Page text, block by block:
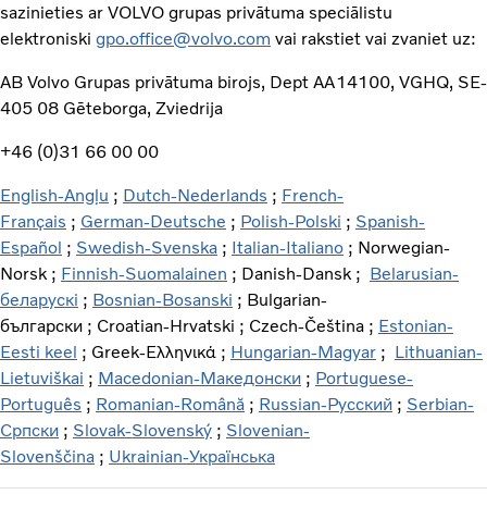
sazinieties ar VOLVO grupas privātuma speciālistu
elektroniski gpo.office@volvo.com vai rakstiet vai zvaniet uz:
AB Volvo Grupas privātuma birojs, Dept AA14100, VGHQ, SE-
405 08 Gēteborga, Zviedrija
+46 (0)31 66 00 00
English-Angļu ; Dutch-Nederlands ; French-
Français ; German-Deutsche ; Polish-Polski ; Spanish-
Español ; Swedish-Svenska ; Italian-Italiano ; Norwegian-
Norsk ; Finnish-Suomalainen ; Danish-Dansk ; Belarusian-
беларускі ; Bosnian-Bosanski ; Bulgarian-
български ; Croatian-Hrvatski ; Czech-Čeština ; Estonian-
Eesti keel ; Greek-Ελληνικά ; Hungarian-Magyar ; Lithuanian-
Lietuviškai ; Macedonian-Македонски ; Portuguese-
Português ; Romanian-Română ; Russian-Pусский ; Serbian-
Српски ; Slovak-Slovenský ; Slovenian-
Slovenščina ; Ukrainian-Українська